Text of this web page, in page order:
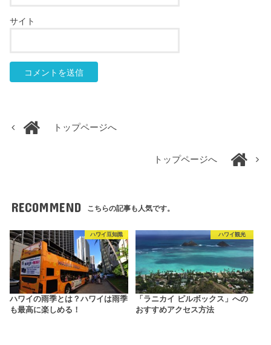
サイト
トップページへ
トップページへ
RECOMMEND こちらの記事も人気です。
ハワイ豆知識
ハワイの雨季とは？ハワイは雨季
も最高に楽しめる！
ハワイ観光
「ラニカイ ピルボックス」への
おすすめアクセス方法